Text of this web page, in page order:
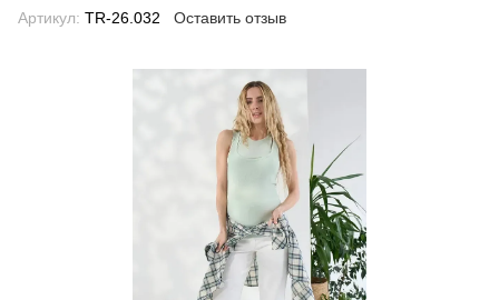
Артикул: TR-26.032 Оставить отзыв